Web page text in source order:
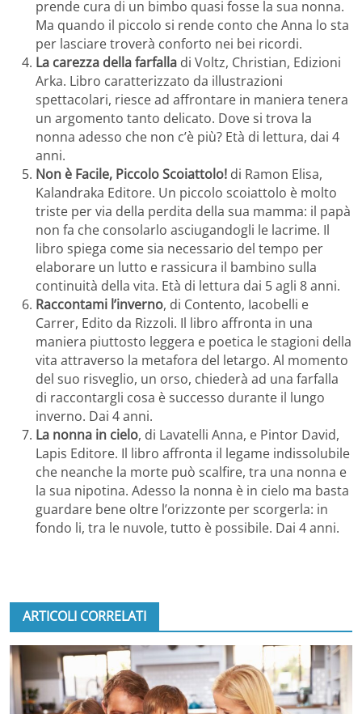
prende cura di un bimbo quasi fosse la sua nonna.
Ma quando il piccolo si rende conto che Anna lo sta
per lasciare troverà conforto nei bei ricordi.
La carezza della farfalla di Voltz, Christian, Edizioni
Arka. Libro caratterizzato da illustrazioni
spettacolari, riesce ad affrontare in maniera tenera
un argomento tanto delicato. Dove si trova la
nonna adesso che non c’è più? Età di lettura, dai 4
anni.
Non è Facile, Piccolo Scoiattolo! di Ramon Elisa,
Kalandraka Editore. Un piccolo scoiattolo è molto
triste per via della perdita della sua mamma: il papà
non fa che consolarlo asciugandogli le lacrime. Il
libro spiega come sia necessario del tempo per
elaborare un lutto e rassicura il bambino sulla
continuità della vita. Età di lettura dai 5 agli 8 anni.
Raccontami l’inverno, di Contento, Iacobelli e
Carrer, Edito da Rizzoli. Il libro affronta in una
maniera piuttosto leggera e poetica le stagioni della
vita attraverso la metafora del letargo. Al momento
del suo risveglio, un orso, chiederà ad una farfalla
di raccontargli cosa è successo durante il lungo
inverno. Dai 4 anni.
La nonna in cielo, di Lavatelli Anna, e Pintor David,
Lapis Editore. Il libro affronta il legame indissolubile
che neanche la morte può scalfire, tra una nonna e
la sua nipotina. Adesso la nonna è in cielo ma basta
guardare bene oltre l’orizzonte per scorgerla: in
fondo li, tra le nuvole, tutto è possibile. Dai 4 anni.
ARTICOLI CORRELATI